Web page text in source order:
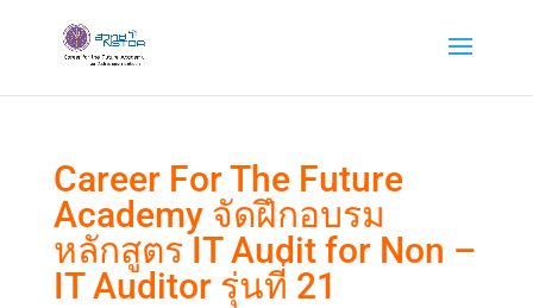
Career For The Future
Academy จัดฝึกอบรม
หลักสูตร IT Audit for Non –
IT Auditor รุ่นที่ 21